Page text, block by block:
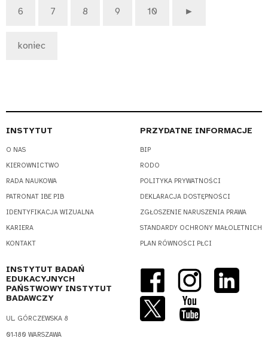
6 7 8 9 10 ►
koniec
INSTYTUT
O NAS
KIEROWNICTWO
RADA NAUKOWA
PATRONAT IBE PIB
IDENTYFIKACJA WIZUALNA
KARIERA
KONTAKT
PRZYDATNE INFORMACJE
BIP
RODO
POLITYKA PRYWATNOŚCI
DEKLARACJA DOSTĘPNOŚCI
ZGŁOSZENIE NARUSZENIA PRAWA
STANDARDY OCHRONY MAŁOLETNICH
PLAN RÓWNOŚCI PŁCI
INSTYTUT BADAŃ
EDUKACYJNYCH
PAŃSTWOWY INSTYTUT
BADAWCZY
UL. GÓRCZEWSKA 8
01-180 WARSZAWA